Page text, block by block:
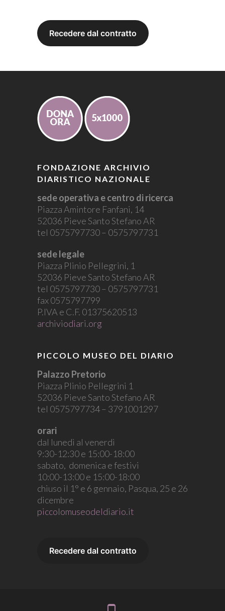
FONDAZIONE ARCHIVIO
DIARISTICO NAZIONALE
sede operativa e centro di ricerca
Piazza Amintore Fanfani, 14
52036 Pieve Santo Stefano AR
tel 0575797730 – 0575797731
sede legale
Piazza Plinio Pellegrini, 1
52036 Pieve Santo Stefano AR
tel 0575797730 – 0575797731
fax 0575797799
P.IVA e C.F. 01375620513
archiviodiari.org
PICCOLO MUSEO DEL DIARIO
Palazzo Pretorio
Piazza Plinio Pellegrini 1
52036 Pieve Santo Stefano AR
tel 0575797734 – 3791001297
orari
dal lunedì al venerdì
9:30-12:30 e 15:00-18:00
sabato, domenica e festivi
10:00-13:00 e 15:00-18:00
chiuso il 1° e 6 gennaio, Pasqua, 25 e 26
dicembre
piccolomuseodeldiario.it